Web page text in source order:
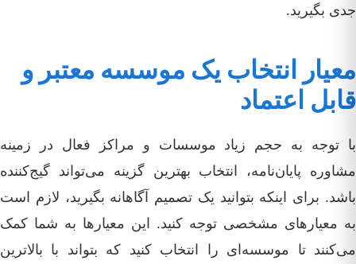
جدی بگیرید.
معیار انتخاب یک موسسه معتبر و
قابل اعتماد
با توجه به حجم زیاد موسسات و مراکز فعال در زمینه
مشاوره پایان‌نامه، انتخاب بهترین گزینه می‌تواند گیج‌کننده
باشد. برای اینکه بتوانید یک تصمیم آگاهانه بگیرید، لازم است
به معیارهای مشخصی توجه کنید. این معیارها به شما کمک
می‌کنند تا موسسه‌ای را انتخاب کنید که بتواند با بالاترین